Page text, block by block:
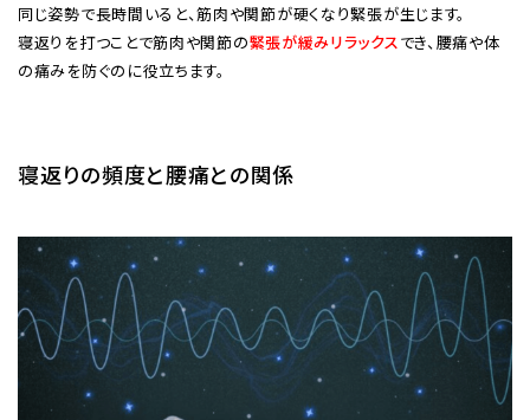
同じ姿勢で長時間いると、筋肉や関節が硬くなり緊張が生じます。
寝返りを打つことで筋肉や関節の緊張が緩みリラックスでき、腰痛や体
の痛みを防ぐのに役立ちます。
寝返りの頻度と腰痛との関係